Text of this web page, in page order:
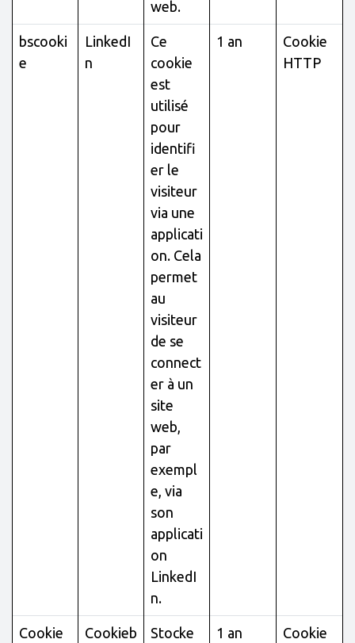
web.
bscooki
e
LinkedI
n
Ce
cookie
est
utilisé
pour
identifi
er le
visiteur
via une
applicati
on. Cela
permet
au
visiteur
de se
connect
er à un
site
web,
par
exempl
e, via
son
applicati
on
LinkedI
n.
1 an
Cookie
HTTP
Cookie
Cookieb
Stocke
1 an
Cookie